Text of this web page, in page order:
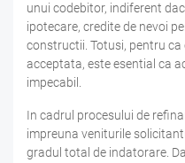
unui codebitor, indiferent
ipotecare, credite de nevoi
constructii. Totusi, pentru
acceptata, este esential ca
impecabil.
In cadrul procesului de
impreuna veniturile
gradul total de indatorare.